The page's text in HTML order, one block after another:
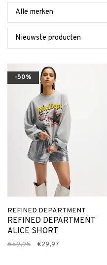
Alle merken
Nieuwste producten
-50%
REFINED DEPARTMENT
REFINED DEPARTMENT
ALICE SHORT
€59,95 €29,97